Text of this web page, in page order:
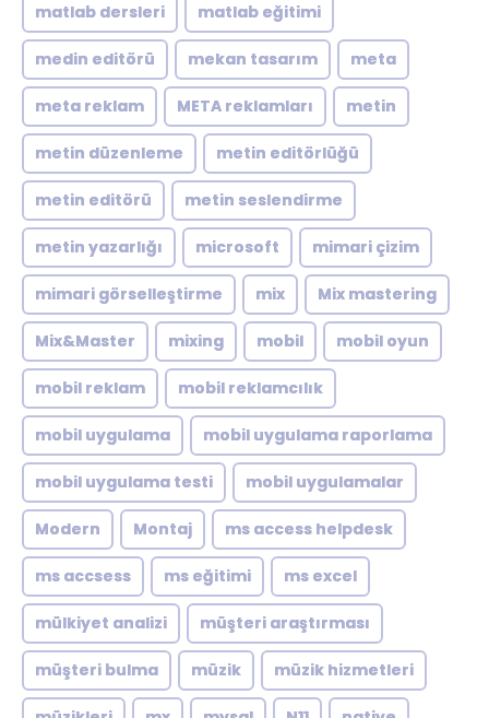
matlab dersleri matlab eğitimi
medin editörü mekan tasarım meta
meta reklam META reklamları metin
metin düzenleme metin editörlüğü
metin editörü metin seslendirme
metin yazarlığı microsoft mimari çizim
mimari görselleştirme mix Mix mastering
Mix&Master mixing mobil mobil oyun
mobil reklam mobil reklamcılık
mobil uygulama mobil uygulama raporlama
mobil uygulama testi mobil uygulamalar
Modern Montaj ms access helpdesk
ms accsess ms eğitimi ms excel
mülkiyet analizi müşteri araştırması
müşteri bulma müzik müzik hizmetleri